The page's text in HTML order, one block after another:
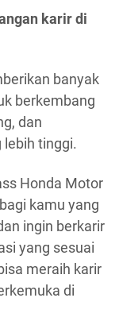
karir di
banyak
berkembang
dan
lebih tinggi.
Honda Motor
kamu yang
ingin berkarir
yang sesuai
meraih karir
di